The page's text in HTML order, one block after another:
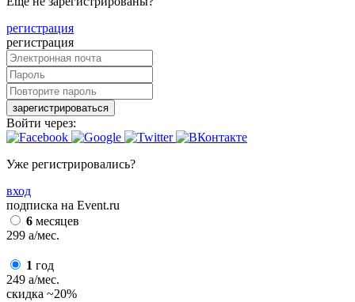
регистрация
регистрация
зарегистрироваться
Войти через:
Уже регистрировались?
вход
подписка на Event.ru
6 месяцев
299 a/мес.
1 год
249 a/мес.
скидка ~20%